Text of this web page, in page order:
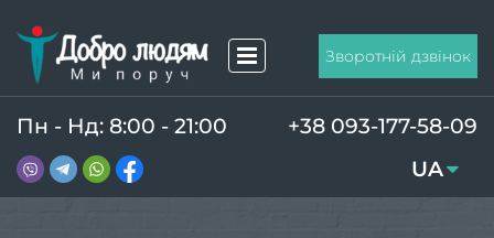
Зворотній дзвінок
Пн - Нд: 8:00 - 21:00
+38 093-177-58-09
UA
RU